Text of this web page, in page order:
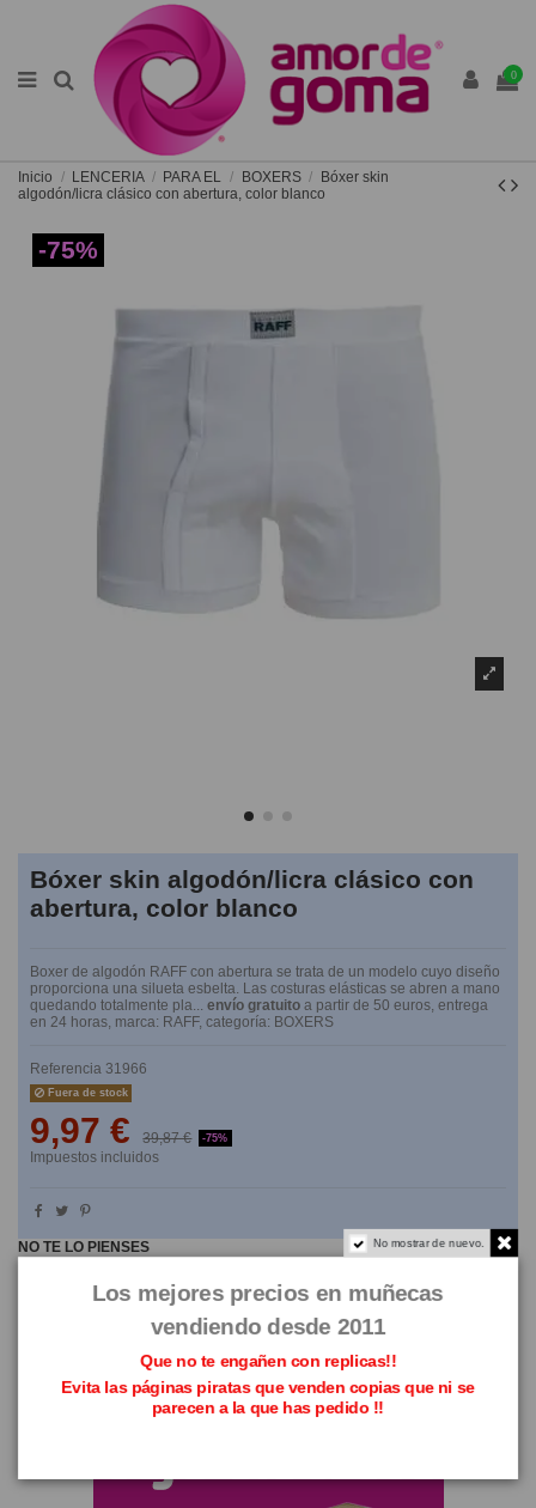
0
Inicio LENCERIA PARA EL BOXERS
Bóxer skin
algodón/licra clásico con abertura, color blanco
-75%
Bóxer skin algodón/licra clásico con
abertura, color blanco
Boxer de algodón RAFF con abertura se trata de un modelo cuyo diseño
proporciona una silueta esbelta. Las costuras elásticas se abren a mano
quedando totalmente pla... envío gratuito a partir de 50 euros, entrega
en 24 horas, marca: RAFF, categoría: BOXERS
Referencia 31966
Fuera de stock
9,97 € 39,87 € -75%
Impuestos incluidos
NO TE LO PIENSES No mostrar de nuevo.
Los mejores precios en muñecas
vendiendo desde 2011
Que no te engañen con replicas!!
Evita las páginas piratas que venden copias que ni se
parecen a la que has pedido !!